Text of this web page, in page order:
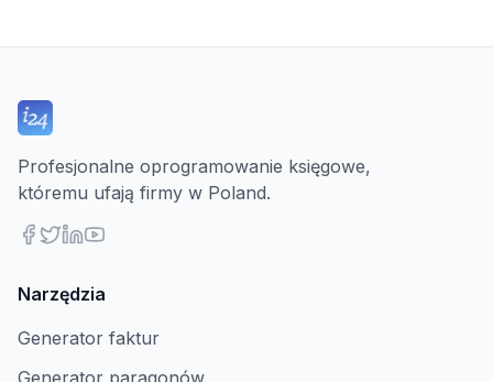
Profesjonalne oprogramowanie księgowe,
któremu ufają firmy w Poland.
Narzędzia
Generator faktur
Generator paragonów